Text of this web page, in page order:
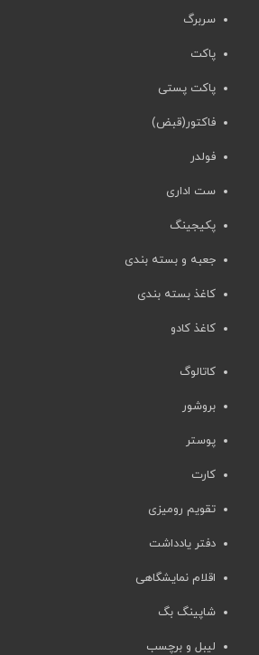
سربرگ
پاکت
پاکت پستی
فاکتور(قبض)
فولدر
ست اداری
پکیجینگ
جعبه و بسته بندی
کاغذ بسته بندی
کاغذ کادو
کاتالوگ
بروشور
پوستر
کارت
تقویم رومیزی
دفتر یادداشت
اقلام نمایشگاهی
شاپینگ بگ
لیبل و برچسب